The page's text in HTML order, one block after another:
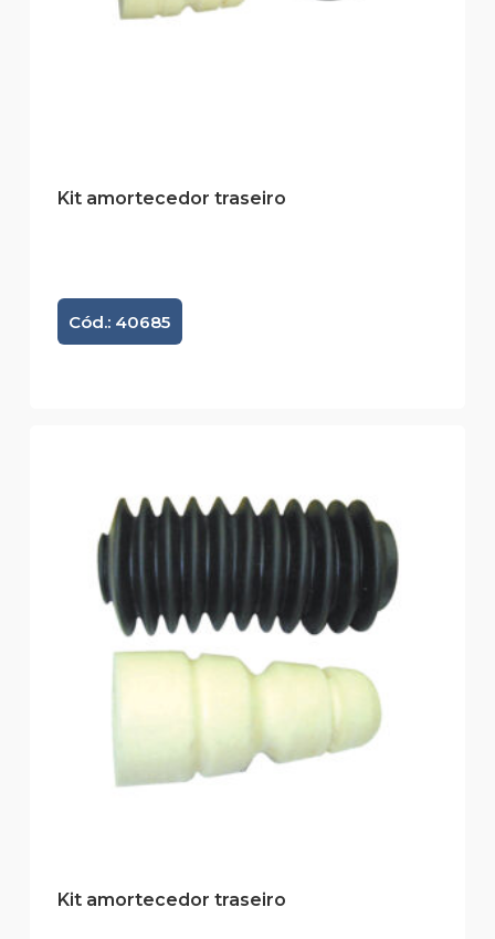
Kit amortecedor traseiro
Cód.: 40685
Kit amortecedor traseiro